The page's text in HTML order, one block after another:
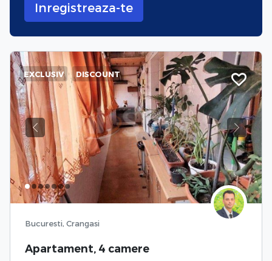
Inregistreaza-te
Previous Next
EXCLUSIV DISCOUNT
Bucuresti, Crangasi
Apartament, 4 camere